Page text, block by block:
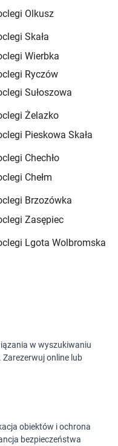
Olkusz
Skała
Wierbka
Ryczów
Sułoszowa
Żelazko
Pieskowa Skała
Chechło
Chełm
Brzozówka
Zasępiec
Lgota Wolbromska
w wyszukiwaniu
online lub
obiektów i ochrona
bezpieczeństwa